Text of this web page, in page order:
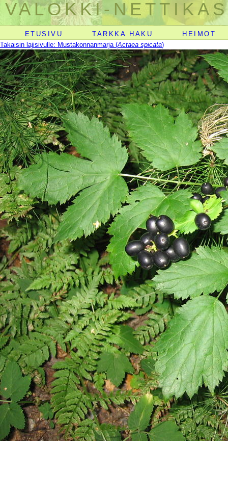
VALOKKI-
ETUSIVU TARKKA HAKU
HEIMOT
Takaisin lajisivulle: Mustakonnanmarja (Actaea spicata)